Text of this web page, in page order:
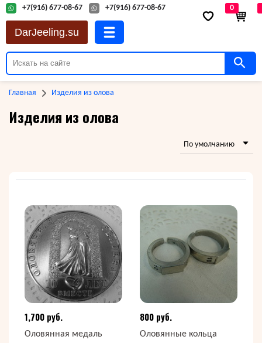
+7(916) 677-08-67 +7(916) 677-08-67
DarJeeling.su
0
Главная Изделия из олова
Изделия из олова
По умолчанию
1,700 руб.
Оловянная медаль
800 руб.
Оловянные кольца